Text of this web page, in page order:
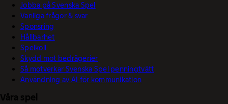
Jobba på Svenska Spel
Vanliga frågor & svar
Sponsring
Hållbarhet
Spelkoll
Skydd mot bedrägerier
Så motverkar Svenska Spel penningtvätt
Användning av AI för kommunikation
Våra spel